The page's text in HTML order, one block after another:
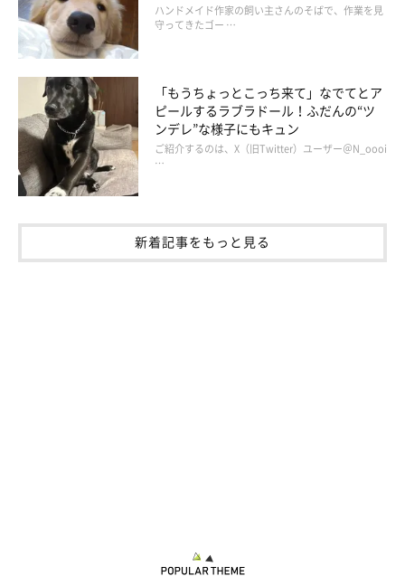
ハンドメイド作家の飼い主さんのそばで、作業を見
守ってきたゴー …
「もうちょっとこっち来て」なでてとア
ピールするラブラドール！ふだんの“ツ
ンデレ”な様子にもキュン
ご紹介するのは、X（旧Twitter）ユーザー＠N_oooi
…
新着記事をもっと見る